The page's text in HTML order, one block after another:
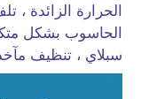
الحرارة الزائدة ،
الحاسوب بشكل
سبلاي ، تنظيف